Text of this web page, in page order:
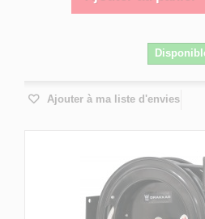
Ajouter à ma liste d'envies